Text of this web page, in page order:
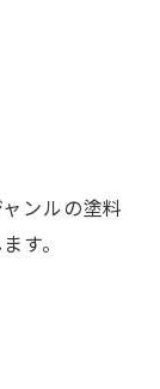
ンルの塗料
す。